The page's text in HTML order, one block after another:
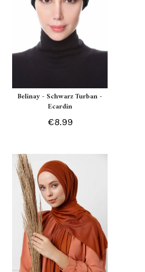
Belinay - Schwarz Turban -
Ecardin
€8.99